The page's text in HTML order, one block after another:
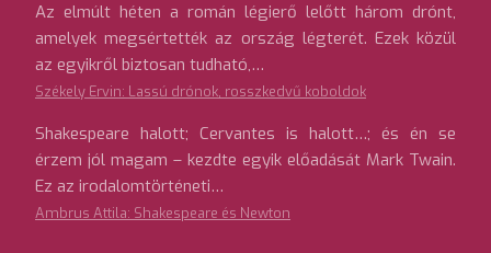
Az elmúlt héten a román légierő lelőtt három drónt,
amelyek megsértették az ország légterét. Ezek közül
az egyikről biztosan tudható,…
Székely Ervin: Lassú drónok, rosszkedvű koboldok
Shakespeare halott; Cervantes is halott…; és én se
érzem jól magam – kezdte egyik előadását Mark Twain.
Ez az irodalomtörténeti…
Ambrus Attila: Shakespeare és Newton